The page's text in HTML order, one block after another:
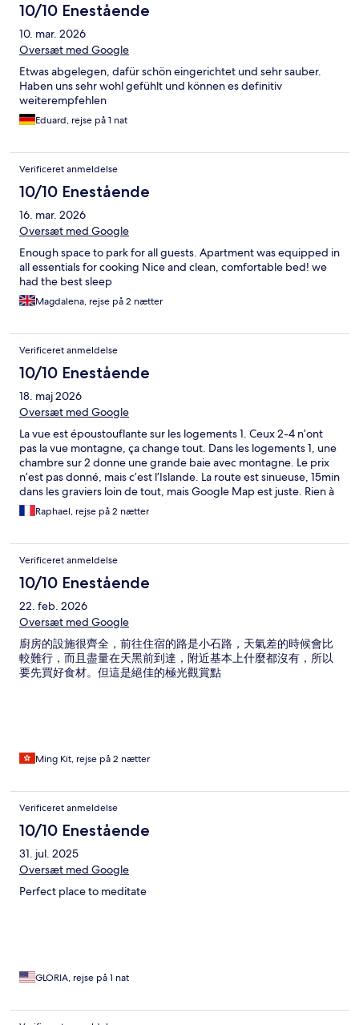
10/10 Enestående
10. mar. 2026
Oversæt med Google
Etwas abgelegen, dafür schön eingerichtet und sehr sauber.
Haben uns sehr wohl gefühlt und können es definitiv
weiterempfehlen
Eduard, rejse på 1 nat
Verificeret anmeldelse
10/10 Enestående
16. mar. 2026
Oversæt med Google
Enough space to park for all guests. Apartment was equipped in
all essentials for cooking Nice and clean, comfortable bed! we
had the best sleep
Magdalena, rejse på 2 nætter
Verificeret anmeldelse
10/10 Enestående
18. maj 2026
Oversæt med Google
La vue est époustouflante sur les logements 1. Ceux 2-4 n’ont
pas la vue montagne, ça change tout. Dans les logements 1, une
chambre sur 2 donne une grande baie avec montagne. Le prix
n’est pas donné, mais c’est l’Islande. La route est sinueuse, 15min
dans les graviers loin de tout, mais Google Map est juste. Rien à
côté bien sûr, mais cela va avec le logement. Super
globalement.
Raphael, rejse på 2 nætter
Verificeret anmeldelse
10/10 Enestående
22. feb. 2026
Oversæt med Google
廚房的設施很齊全，前往住宿的路是小石路，天氣差的時候會比
較難行，而且盡量在天黑前到達，附近基本上什麼都沒有，所以
要先買好食材。但這是絕佳的極光觀賞點
Ming Kit, rejse på 2 nætter
Verificeret anmeldelse
10/10 Enestående
31. jul. 2025
Oversæt med Google
Perfect place to meditate
GLORIA, rejse på 1 nat